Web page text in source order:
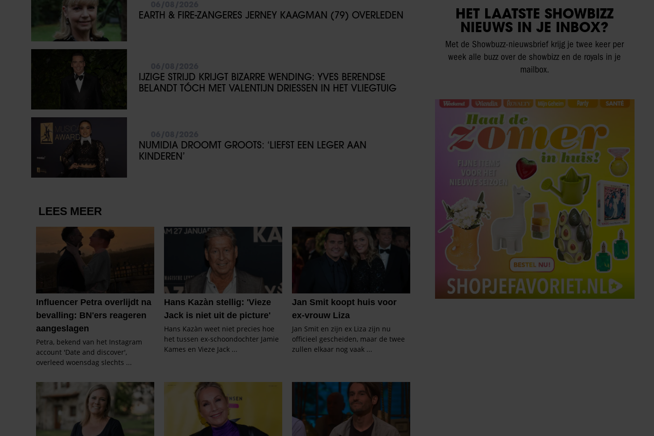
EARTH & FIRE-ZANGERES JERNEY KAAGMAN (79) OVERLEDEN
IJZIGE STRIJD KRIJGT BIZARRE WENDING: YVES BERENDSE
BELANDT TÓCH MET VALENTIJN DRIESSEN IN HET VLIEGTUIG
NUMIDIA DROOMT GROOTS: ‘LIEFST EEN LEGER AAN
KINDEREN’
HET LAATSTE SHOWBIZZ
NIEUWS IN JE INBOX?
Met de Showbuzz-nieuwsbrief krijg je twee keer per
week alle buzz over de showbizz en de royals in je
mailbox.